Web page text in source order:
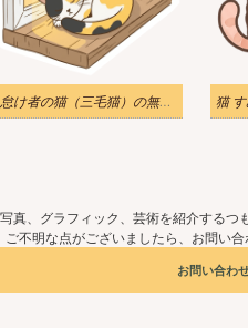
怠け者の猫（三毛猫）の無料イラスト
真、グラフィック、芸術を紹介するつ
不明な点がございましたら、お問い合
お問い合わ